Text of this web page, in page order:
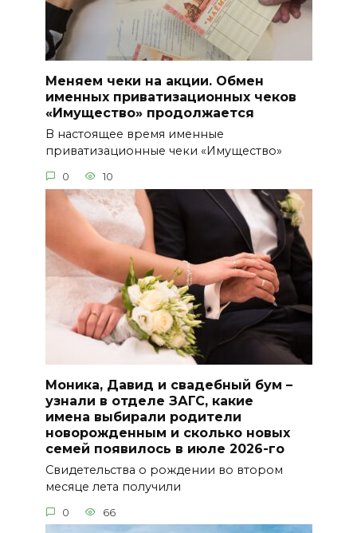
Меняем чеки на акции. Обмен
именных приватизационных чеков
«Имущество» продолжается
В настоящее время именные
приватизационные чеки «Имущество»
0 10
Моника, Давид и свадебный бум –
узнали в отделе ЗАГС, какие
имена выбирали родители
новорожденным и сколько новых
семей появилось в июле 2026-го
Свидетельства о рождении во втором
месяце лета получили
0 66